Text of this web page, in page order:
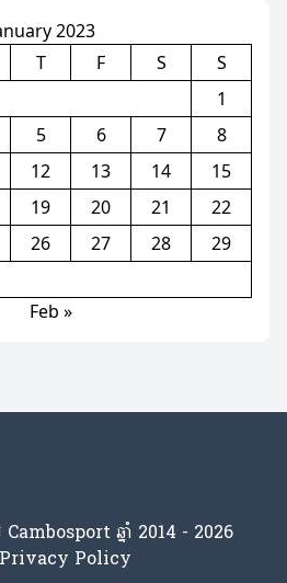
2023
T F S
S
1
5 6 7
8
12 13 14
15
19 20 21
22
26 27 28
29
Feb »
ឆ្នាំ 2014 - 2026
Policy